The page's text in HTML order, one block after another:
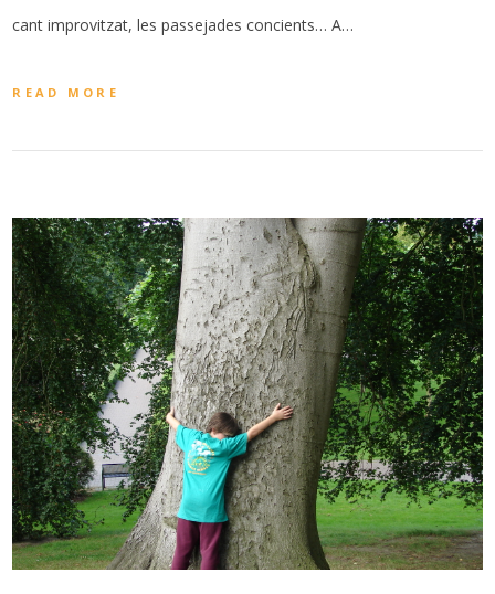
cant improvitzat, les passejades concients… A…
READ MORE